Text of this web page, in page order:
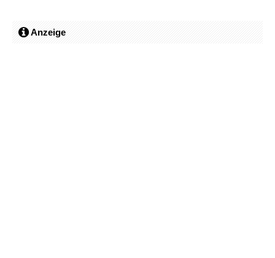
Anzeige